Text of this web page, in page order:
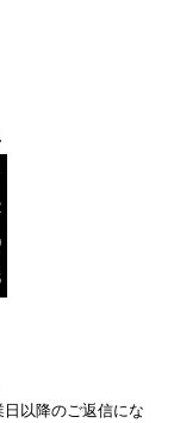
以降のご返信にな